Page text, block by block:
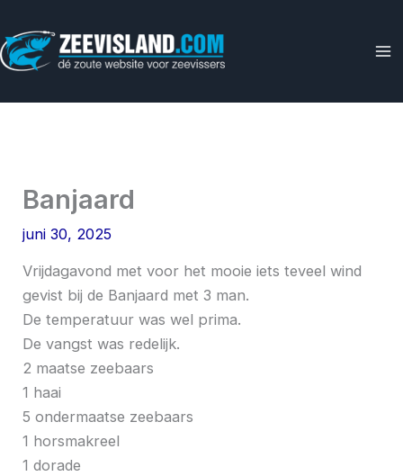
naar
de
Banjaard
juni 30, 2025
Vrijdagavond met voor het mooie iets teveel wind
gevist bij de Banjaard met 3 man.
De temperatuur was wel prima.
De vangst was redelijk.
2 maatse zeebaars
1 haai
5 ondermaatse zeebaars
1 horsmakreel
1 dorade